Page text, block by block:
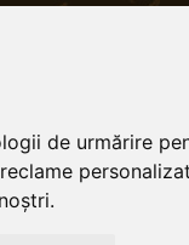
de urmărire